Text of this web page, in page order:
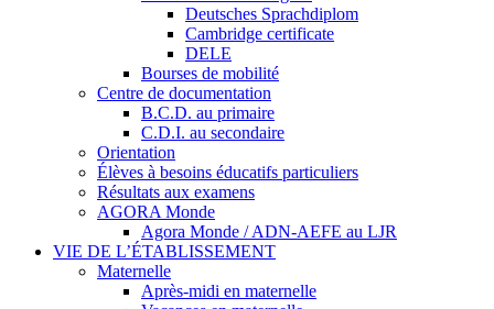
Deutsches Sprachdiplom
Cambridge certificate
DELE
Bourses de mobilité
Centre de documentation
B.C.D. au primaire
C.D.I. au secondaire
Orientation
Élèves à besoins éducatifs particuliers
Résultats aux examens
AGORA Monde
Agora Monde / ADN-AEFE au LJR
VIE DE L’ÉTABLISSEMENT
Maternelle
Après-midi en maternelle